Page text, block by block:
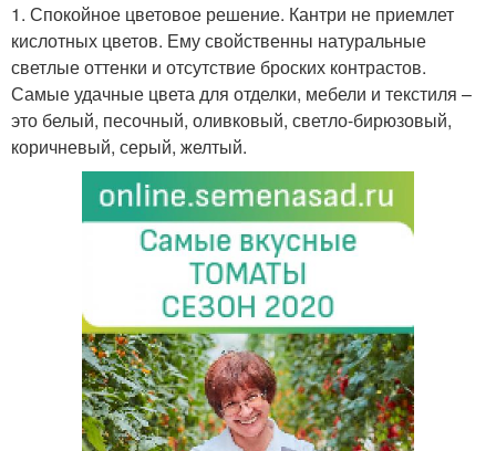
1. Спокойное цветовое решение. Кантри не приемлет
кислотных цветов. Ему свойственны натуральные
светлые оттенки и отсутствие броских контрастов.
Самые удачные цвета для отделки, мебели и текстиля –
это белый, песочный, оливковый, светло-бирюзовый,
коричневый, серый, желтый.